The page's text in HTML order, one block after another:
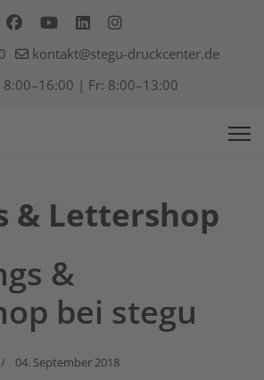
kontakt@stegu-druckcenter.de
8:00–16:00 | Fr: 8:00–13:00
& Lettershop
&
bei stegu
04. September 2018